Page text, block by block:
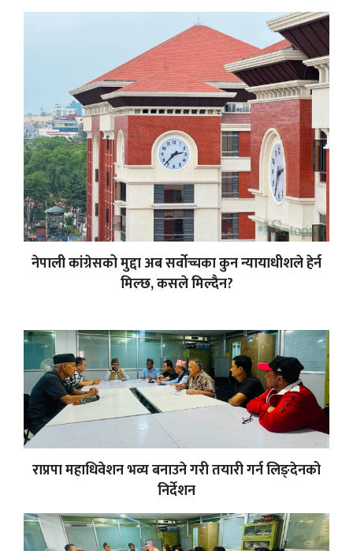
नेपाली कांग्रेसको मुद्दा अब सर्वोच्चका कुन न्यायाधीशले हेर्न
मिल्छ, कसले मिल्दैन?
राप्रपा महाधिवेशन भव्य बनाउने गरी तयारी गर्न लिङ्देनको
निर्देशन